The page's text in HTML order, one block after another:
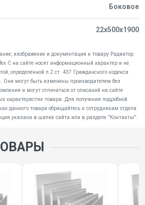
Боковое
22x500x1900
изображение и документация к товару Радиатор
C на сайте носят информационный характер и не
определенной п.2 ст. 437 Гражданского кодекса
Они могут быть изменены производителем без
и могут отличаться от описаний на сайте
характеристик товара. Для получения подробной
данного товара обращайтесь к сотрудникам отдела
указана в шапке сайта или в разделе "Контакты".